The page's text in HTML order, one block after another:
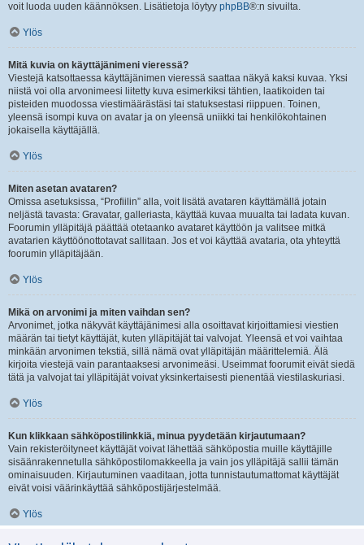
voit luoda uuden käännöksen. Lisätietoja löytyy phpBB®:n sivuilta.
Ylös
Mitä kuvia on käyttäjänimeni vieressä?
Viestejä katsottaessa käyttäjänimen vieressä saattaa näkyä kaksi kuvaa. Yksi
niistä voi olla arvonimeesi liitetty kuva esimerkiksi tähtien, laatikoiden tai
pisteiden muodossa viestimäärästäsi tai statuksestasi riippuen. Toinen,
yleensä isompi kuva on avatar ja on yleensä uniikki tai henkilökohtainen
jokaisella käyttäjällä.
Ylös
Miten asetan avataren?
Omissa asetuksissa, “Profiilin” alla, voit lisätä avataren käyttämällä jotain
neljästä tavasta: Gravatar, galleriasta, käyttää kuvaa muualta tai ladata kuvan.
Foorumin ylläpitäjä päättää otetaanko avataret käyttöön ja valitsee mitkä
avatarien käyttöönottotavat sallitaan. Jos et voi käyttää avataria, ota yhteyttä
foorumin ylläpitäjään.
Ylös
Mikä on arvonimi ja miten vaihdan sen?
Arvonimet, jotka näkyvät käyttäjänimesi alla osoittavat kirjoittamiesi viestien
määrän tai tietyt käyttäjät, kuten ylläpitäjät tai valvojat. Yleensä et voi vaihtaa
minkään arvonimen tekstiä, sillä nämä ovat ylläpitäjän määrittelemiä. Älä
kirjoita viestejä vain parantaaksesi arvonimeäsi. Useimmat foorumit eivät siedä
tätä ja valvojat tai ylläpitäjät voivat yksinkertaisesti pienentää viestilaskuriasi.
Ylös
Kun klikkaan sähköpostilinkkiä, minua pyydetään kirjautumaan?
Vain rekisteröityneet käyttäjät voivat lähettää sähköpostia muille käyttäjille
sisäänrakennetulla sähköpostilomakkeella ja vain jos ylläpitäjä sallii tämän
ominaisuuden. Kirjautuminen vaaditaan, jotta tunnistautumattomat käyttäjät
eivät voisi väärinkäyttää sähköpostijärjestelmää.
Ylös